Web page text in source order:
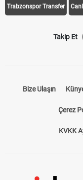
Trabzonspor Transfer
Takip Et
Bize Ulaşın
Çerez
KVKK